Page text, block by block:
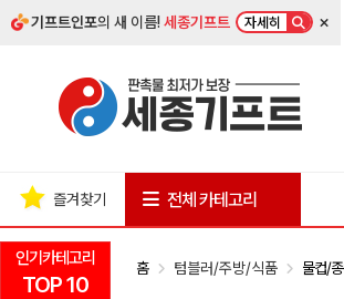
기프트인포의 새 이름!세종기프트 자세히 ×
인기카테고리
TOP 10
즐겨찾기 전체 카테고리
홈 텀블러/주방/식품 물컵/